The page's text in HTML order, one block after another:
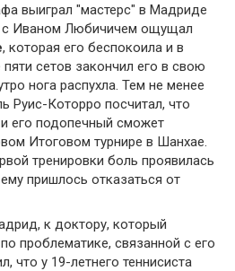
выиграл "мастерс" в Мадриде
с Иваном Любичичем ощущал
, которая его беспокоила и в
сетов закончил его в свою
нога распухла. Тем не менее
Руис-Которро посчитал, что
его подопечный сможет
Итоговом турнире в Шанхае.
тренировки боль проявилась
пришлось отказаться от
к доктору, который
проблематике, связанной с его
что у 19-летнего теннисиста